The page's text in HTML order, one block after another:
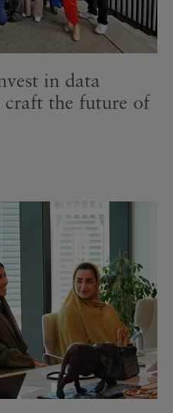
in data
the future of